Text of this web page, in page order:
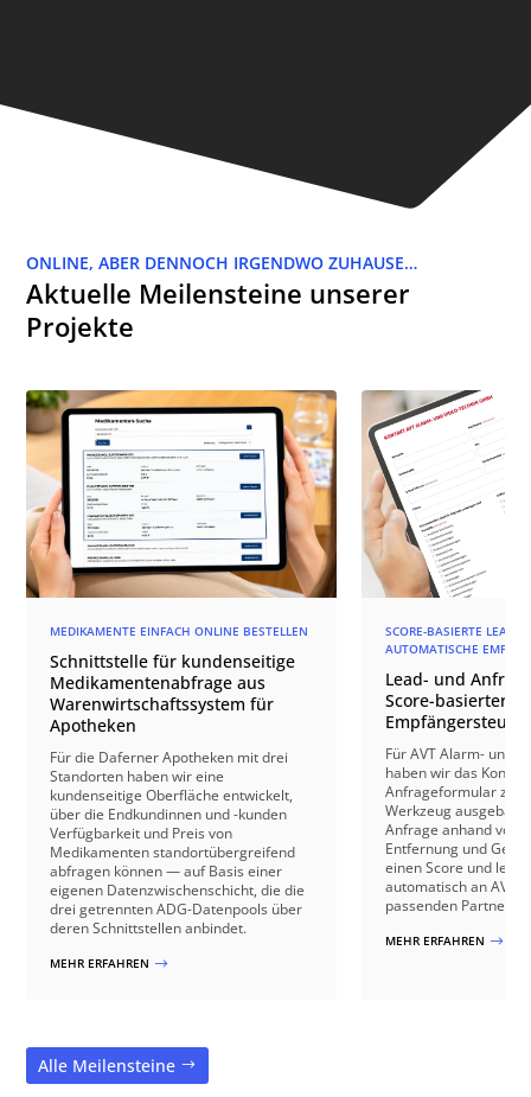
ONLINE, ABER DENNOCH IRGENDWO ZUHAUSE…
Aktuelle Meilensteine unserer
Projekte
MEDIKAMENTE EINFACH ONLINE BESTELLEN
Schnittstelle für kundenseitige
Medikamentenabfrage aus
Warenwirtschaftssystem für
Apotheken
Für die Daferner Apotheken mit drei
Standorten haben wir eine
kundenseitige Oberfläche entwickelt,
über die Endkundinnen und -kunden
Verfügbarkeit und Preis von
Medikamenten standortübergreifend
abfragen können — auf Basis einer
eigenen Datenzwischenschicht, die die
drei getrennten ADG-Datenpools über
deren Schnittstellen anbindet.
MEHR ERFAHREN $
SCORE-BASIERTE LEAD-
AUTOMATISCHE
Lead- und
Score-basierter
Für AVT Alarm- und
haben wir das
Anfrageformular zu
Werkzeug
Anfrage anhand von
Entfernung und
einen Score und
automatisch an AVT
passenden
MEHR ERFAHREN $
Alle Meilensteine